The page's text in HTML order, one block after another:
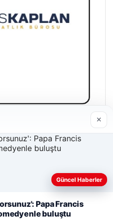
Haberleri
daha iyi anlayabilmek,
×
Güncel Haberler
Papa Francis
buluştu